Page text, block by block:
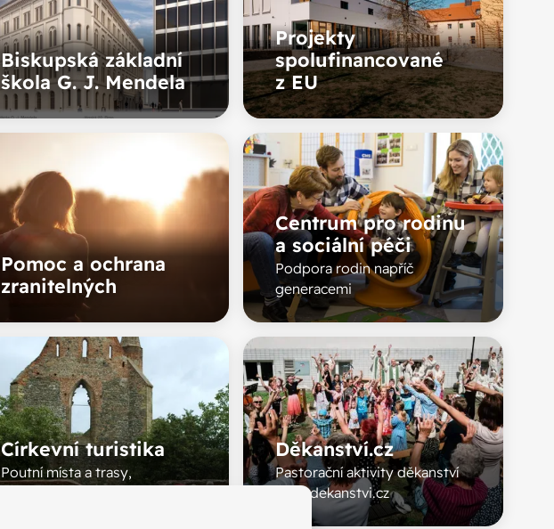
Biskupská základní
škola G. J. Mendela
Projekty
spolufinancované
z EU
Pomoc a ochrana
zranitelných
Centrum pro rodinu
a sociální péči
Podpora rodin napříč
generacemi
Církevní turistika
Poutní místa a trasy,
Děkanství.cz
Pastorační aktivity děkanství
www.dekanstvi.cz